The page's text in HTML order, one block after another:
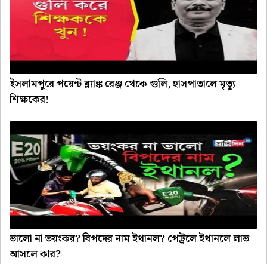
ইসলামপুরে পয়েন্ট ব্ল্যাঙ্ক রেঞ্জ থেকে গুলি, হাসপাতালে মৃত্যু
শিক্ষকের!
ভালো না ভয়ংকর? বিপদের নাম ইথানল? পেট্রলে ইথানলে লাভ
আসলে কার?